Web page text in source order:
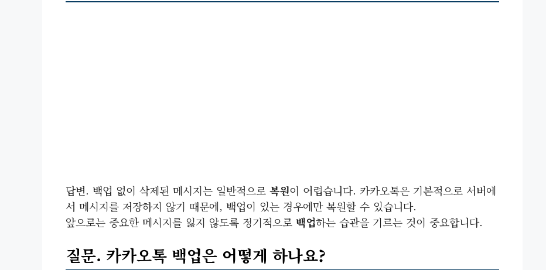
답변. 백업 없이 삭제된 메시지는 일반적으로 복원이 어렵습니다. 카카오톡은 기본적으로 서버에
서 메시지를 저장하지 않기 때문에, 백업이 있는 경우에만 복원할 수 있습니다.
앞으로는 중요한 메시지를 잃지 않도록 정기적으로 백업하는 습관을 기르는 것이 중요합니다.
질문. 카카오톡 백업은 어떻게 하나요?